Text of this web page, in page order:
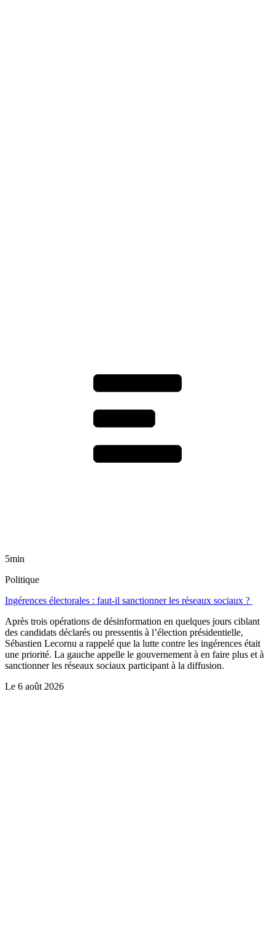
5min
Politique
Ingérences électorales : faut-il sanctionner les réseaux sociaux ?
Après trois opérations de désinformation en quelques jours ciblant
des candidats déclarés ou pressentis à l’élection présidentielle,
Sébastien Lecornu a rappelé que la lutte contre les ingérences était
une priorité. La gauche appelle le gouvernement à en faire plus et à
sanctionner les réseaux sociaux participant à la diffusion.
Le 6 août 2026